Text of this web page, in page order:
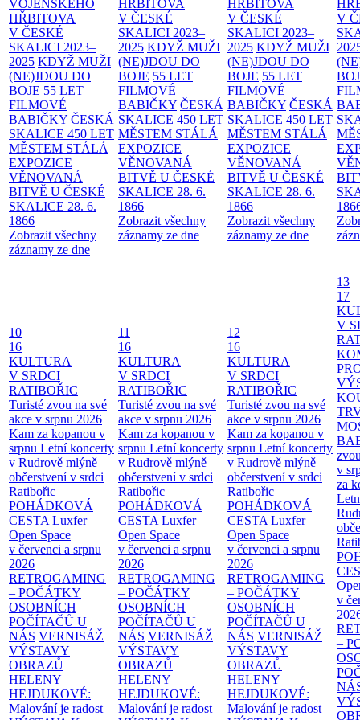
VOJENSKÉHO
HŘBITOVA
V ČESKÉ
SKALICI 2023–
2025 KDYŽ MUŽI
(NE)JDOU DO
BOJE 55 LET
FILMOVÉ
BABIČKY ČESKÁ
SKALICE 450 LET
MĚSTEM STÁLÁ
EXPOZICE
VĚNOVANÁ
BITVĚ U ČESKÉ
SKALICE 28. 6.
1866
Zobrazit všechny
záznamy ze dne
HŘBITOVA
V ČESKÉ
SKALICI 2023–
2025 KDYŽ MUŽI
(NE)JDOU DO
BOJE 55 LET
FILMOVÉ
BABIČKY ČESKÁ
SKALICE 450 LET
MĚSTEM STÁLÁ
EXPOZICE
VĚNOVANÁ
BITVĚ U ČESKÉ
SKALICE 28. 6.
1866
Zobrazit všechny
záznamy ze dne
HŘBITOVA
V ČESKÉ
SKALICI 2023–
2025 KDYŽ MUŽI
(NE)JDOU DO
BOJE 55 LET
FILMOVÉ
BABIČKY ČESKÁ
SKALICE 450 LET
MĚSTEM STÁLÁ
EXPOZICE
VĚNOVANÁ
BITVĚ U ČESKÉ
SKALICE 28. 6.
1866
Zobrazit všechny
záznamy ze dne
V
10
16
KULTURA
V SRDCI
RATIBOŘIC
Turisté zvou na své
akce v srpnu 2026
Kam za kopanou v
srpnu Letní koncerty
v Rudrově mlýně –
občerstvení v srdci
Ratibořic
POHÁDKOVÁ
CESTA Luxfer
Open Space
v červenci a srpnu
2026
RETROGAMING
– POČÁTKY
OSOBNÍCH
POČÍTAČŮ U
NÁS VERNISÁŽ
VÝSTAVY
OBRAZŮ
HELENY
HEJDUKOVÉ:
Malování je radost
11
16
KULTURA
V SRDCI
RATIBOŘIC
Turisté zvou na své
akce v srpnu 2026
Kam za kopanou v
srpnu Letní koncerty
v Rudrově mlýně –
občerstvení v srdci
Ratibořic
POHÁDKOVÁ
CESTA Luxfer
Open Space
v červenci a srpnu
2026
RETROGAMING
– POČÁTKY
OSOBNÍCH
POČÍTAČŮ U
NÁS VERNISÁŽ
VÝSTAVY
OBRAZŮ
HELENY
HEJDUKOVÉ:
Malování je radost
12
16
KULTURA
V SRDCI
RATIBOŘIC
Turisté zvou na své
akce v srpnu 2026
Kam za kopanou v
srpnu Letní koncerty
v Rudrově mlýně –
občerstvení v srdci
Ratibořic
POHÁDKOVÁ
CESTA Luxfer
Open Space
v červenci a srpnu
2026
RETROGAMING
– POČÁTKY
OSOBNÍCH
POČÍTAČŮ U
NÁS VERNISÁŽ
VÝSTAVY
OBRAZŮ
HELENY
HEJDUKOVÉ:
Malování je radost
13
17
V
v
za
v
–